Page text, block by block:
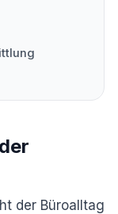
der Büroalltag